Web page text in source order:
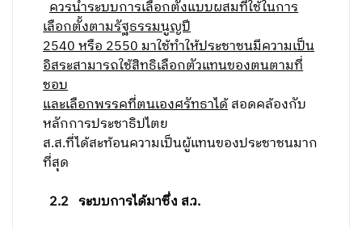
ควรนำระบบการเลือกตั้งแบบผสมที่ใช้ในการ
เลือกตั้งตามรัฐธรรมนูญปี
2540 หรือ 2550มาใช้ทำให้ประชาชนมีความเป็น
อิสระสามารถใช้สิทธิเลือกตัวแทนของตนตามที่
ชอบ
และเลือกพรรคที่ตนเองศรัทธาได้สอดคล้องกับ
หลักการประชาธิปไตย
ส.ส.ที่ได้สะท้อนความเป็นผู้แทนของประชาชนมาก
ที่สุด
2.2 ระบบการได้มาซึ่ง ส.ว.